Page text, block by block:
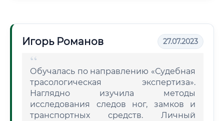
Игорь Романов 27.07.2023
Обучалась по направлению «Судебная
трасологическая экспертиза».
Наглядно изучила методы
исследования следов ног, замков и
транспортных средств. Личный